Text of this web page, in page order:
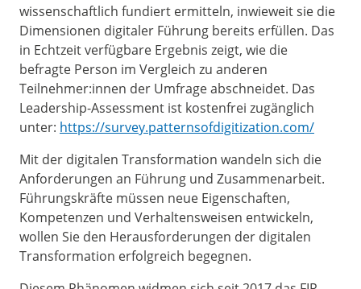
wissenschaftlich fundiert ermitteln, inwieweit sie die
Dimensionen digitaler Führung bereits erfüllen. Das
in Echtzeit verfügbare Ergebnis zeigt, wie die
befragte Person im Vergleich zu anderen
Teilnehmer:innen der Umfrage abschneidet. Das
Leadership-Assessment ist kostenfrei zugänglich
unter: https://survey.patternsofdigitization.com/
Mit der digitalen Transformation wandeln sich die
Anforderungen an Führung und Zusammenarbeit.
Führungskräfte müssen neue Eigenschaften,
Kompetenzen und Verhaltensweisen entwickeln,
wollen Sie den Herausforderungen der digitalen
Transformation erfolgreich begegnen.